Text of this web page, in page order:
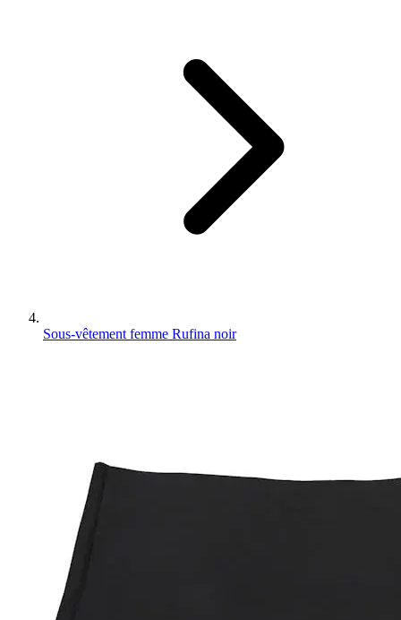
Sous-vêtement femme Rufina noir